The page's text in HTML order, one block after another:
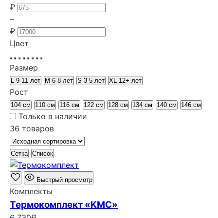
₽
–
₽
Цвет
Размер
L 9-11 лет M 6-8 лет S 3-5 лет XL 12+ лет
Рост
104 см 110 см 116 см 122 см 128 см 134 см 140 см 146 см
Только в наличии
36 товаров
Сетка Список
Быстрый просмотр
Комплекты
Термокомплект «KMC»